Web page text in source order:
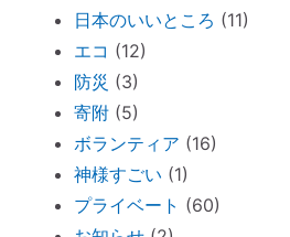
古い携帯から受けるダメ
周りを優先し過ぎる人
ッスン」
神社巡りならぬ「トイ
Tokyo Toilet
ずっと観ていたい。映画
DAYS」
電子レンジの電磁波対
日本のいいところ (11)
エコ (12)
防災 (3)
寄附(5)
ボランティア (16)
神様すごい (1)
プライベート (60)